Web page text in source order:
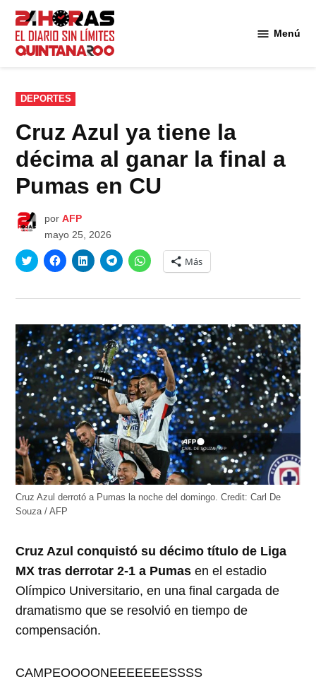
Saltar
contenido
Menú
PUBLICADO
EN
DEPORTES
Cruz Azul ya tiene la
décima al ganar la final a
Pumas en CU
por AFP
mayo 25, 2026
Haz
clic
en
abre
en
una
ventana
nueva)
Haz
clic
en
abre
en
una
ventana
nueva)
Haz
clic
en
abre
en
una
ventana
nueva)
Haz
clic
en
abre
en
una
ventana
nueva)
Haz
clic
para
en
abre
en
una
ventana
nueva)
Más
Cruz Azul derrotó a Pumas la noche del domingo.Credit: Carl De
Souza / AFP
Cruz Azul conquistó su décimo título de Liga
MX tras derrotar 2-1 a Pumas en el estadio
Olímpico Universitario, en una final cargada de
dramatismo que se resolvió en tiempo de
compensación.
CAMPEOOOONEEEEEEESSSS